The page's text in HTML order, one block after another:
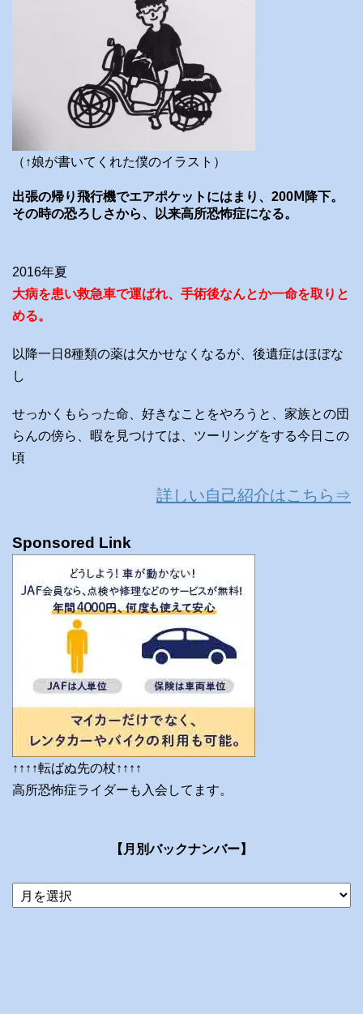
（↑娘が書いてくれた僕のイラスト）
出張の帰り飛行機でエアポケットにはまり、200Ⅿ降下。
その時の恐ろしさから、以来高所恐怖症になる。
2016年夏
大病を患い救急車で運ばれ、手術後なんとか一命を取りと
める。
以降一日8種類の薬は欠かせなくなるが、後遺症はほぼな
し
せっかくもらった命、好きなことをやろうと、家族との団
らんの傍ら、暇を見つけては、ツーリングをする今日この
頃
詳しい自己紹介はこちら⇒
Sponsored Link
↑↑↑↑転ばぬ先の杖↑↑↑↑
高所恐怖症ライダーも入会してます。
【月別バックナンバー】
当
ブ